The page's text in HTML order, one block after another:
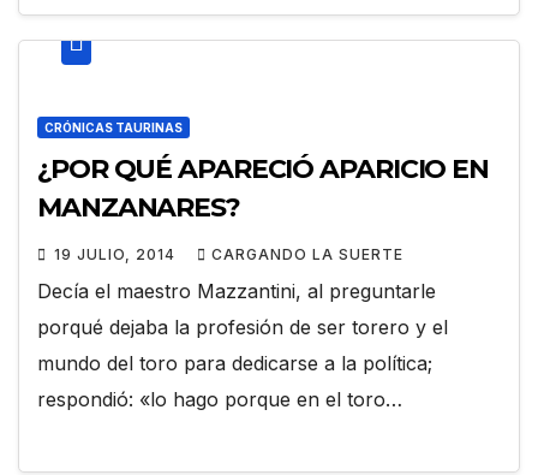
CRÓNICAS TAURINAS
¿POR QUÉ APARECIÓ APARICIO EN
MANZANARES?
19 JULIO, 2014 CARGANDO LA SUERTE
Decía el maestro Mazzantini, al preguntarle
porqué dejaba la profesión de ser torero y el
mundo del toro para dedicarse a la política;
respondió: «lo hago porque en el toro…